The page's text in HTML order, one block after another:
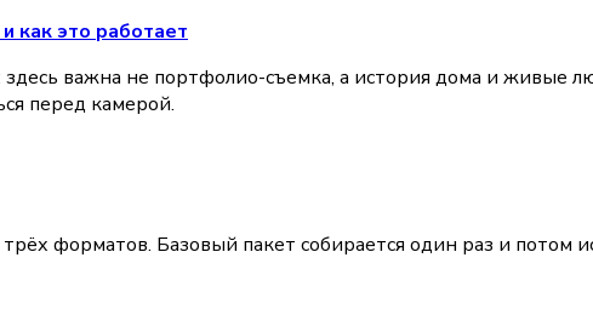
как это работает
важна не портфолио-съемка, а история дома и живые
перед камерой.
форматов. Базовый пакет собирается один раз и потом